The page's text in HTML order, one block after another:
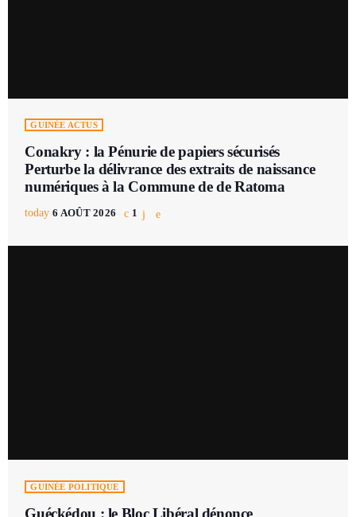
GUINÉE ACTUS
Conakry : la Pénurie de papiers sécurisés
Perturbe la délivrance des extraits de naissance
numériques à la Commune de de Ratoma
today 6 AOÛT 2026 1
GUINÉE POLITIQUE
Guéckédou : le Bloc Libéral dénonce